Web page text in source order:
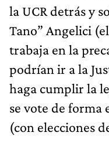
la UCR detrás y
Tano” Angelici
trabaja en la
podrían ir a la
haga cumplir la
se vote de forma
(con elecciones